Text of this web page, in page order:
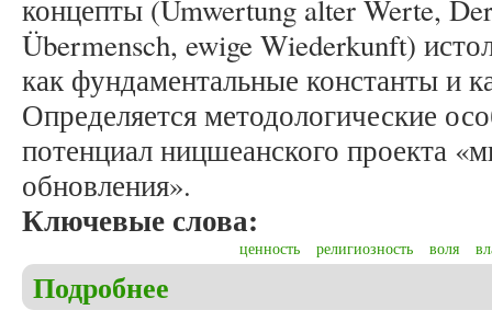
концепты (Umwertung alter Werte,
Übermensch, ewige Wiederkunft)
как фундаментальные константы и
Определяется методологические
потенциал ницшеанского проекта
обновления».
Ключевые слова:
ценность религиозность воля
Подробнее